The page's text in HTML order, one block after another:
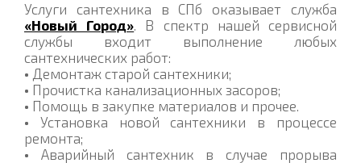
Услуги сантехника в СПб оказывает служба
«Новый Город». В спектр нашей сервисной
службы входит выполнение любых
сантехнических работ:
• Демонтаж старой сантехники;
• Прочистка канализационных засоров;
• Помощь в закупке материалов и прочее.
• Установка новой сантехники в процессе
ремонта;
• Аварийный сантехник в случае прорыва